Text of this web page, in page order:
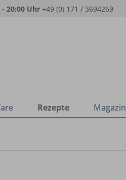
- 20:00 Uhr +49 (0) 171 / 3694269
Rezepte Magazin